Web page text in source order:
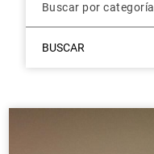
Buscar por categoría
BUSCAR